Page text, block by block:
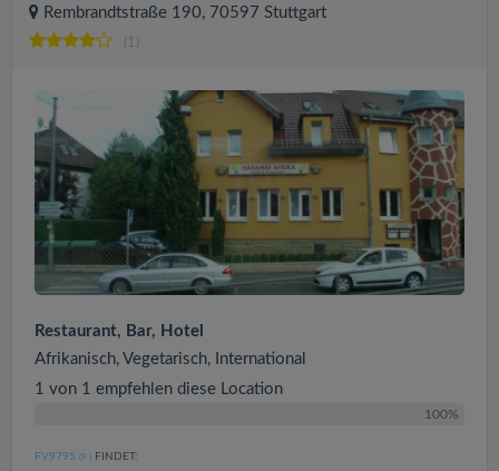
Rembrandtstraße 190, 70597 Stuttgart
Restaurant, Bar, Hotel
Afrikanisch, Vegetarisch, International
1 von 1 empfehlen diese Location
100%
FV9795 (9 ) FINDET: